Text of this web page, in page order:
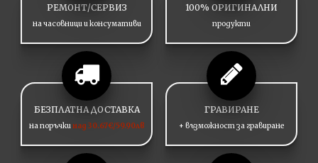
РЕМОНТ/СЕРВИЗ
на часовници и консумативи
100% ОРИГИНАЛНИ
продукти
БЕЗПЛАТНА ДОСТАВКА
на поръчкинад 30.67€/59.90лв
ГРАВИРАНЕ
+ възможност за гравиране